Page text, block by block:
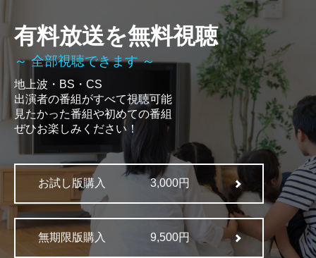
有料放送を無料視聴
～ 全部視聴できます ～
地上波・BS・CS
出演者の番組がすべて視聴可能
見たかった番組や初めての番組
ぜひお楽しみください！
お試し版購入 3,000円
無期限版購入 9,500円